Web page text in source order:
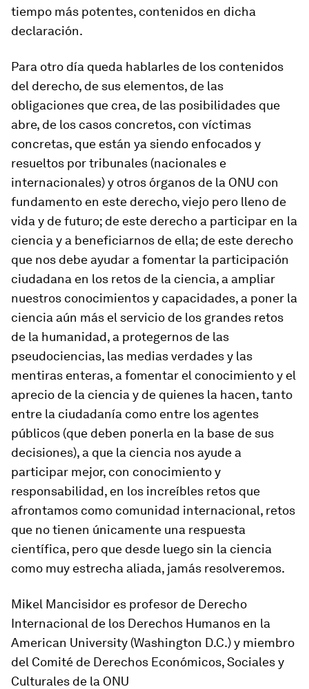
tiempo más potentes, contenidos en dicha
declaración.
Para otro día queda hablarles de los contenidos
del derecho, de sus elementos, de las
obligaciones que crea, de las posibilidades que
abre, de los casos concretos, con víctimas
concretas, que están ya siendo enfocados y
resueltos por tribunales (nacionales e
internacionales) y otros órganos de la ONU con
fundamento en este derecho, viejo pero lleno de
vida y de futuro; de este derecho a participar en la
ciencia y a beneficiarnos de ella; de este derecho
que nos debe ayudar a fomentar la participación
ciudadana en los retos de la ciencia, a ampliar
nuestros conocimientos y capacidades, a poner la
ciencia aún más el servicio de los grandes retos
de la humanidad, a protegernos de las
pseudociencias, las medias verdades y las
mentiras enteras, a fomentar el conocimiento y el
aprecio de la ciencia y de quienes la hacen, tanto
entre la ciudadanía como entre los agentes
públicos (que deben ponerla en la base de sus
decisiones), a que la ciencia nos ayude a
participar mejor, con conocimiento y
responsabilidad, en los increíbles retos que
afrontamos como comunidad internacional, retos
que no tienen únicamente una respuesta
científica, pero que desde luego sin la ciencia
como muy estrecha aliada, jamás resolveremos.
Mikel Mancisidor es profesor de Derecho
Internacional de los Derechos Humanos en la
American University (Washington D.C.) y miembro
del Comité de Derechos Económicos, Sociales y
Culturales de la ONU